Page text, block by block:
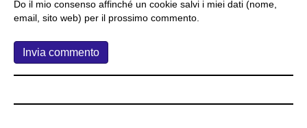
Do il mio consenso affinché un cookie salvi i miei dati (nome,
email, sito web) per il prossimo commento.